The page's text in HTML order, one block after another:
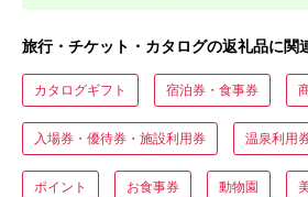
旅行・チケット・カタログの返礼品に関
カタログギフト 宿泊券・食事券
入場券・優待券・施設利用券 温泉利用
ポイント お食事券 動物園